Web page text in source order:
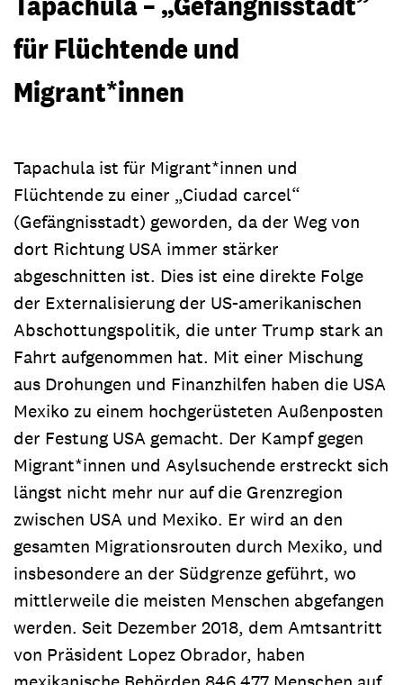
für Flüchtende und
Migrant*innen
Tapachula ist für Migrant*innen und
Flüchtende zu einer „Ciudad carcel“
(Gefängnisstadt) geworden, da der Weg von
dort Richtung USA immer stärker
abgeschnitten ist. Dies ist eine direkte Folge
der Externalisierung der US-amerikanischen
Abschottungspolitik, die unter Trump stark an
Fahrt aufgenommen hat. Mit einer Mischung
aus Drohungen und Finanzhilfen haben die USA
Mexiko zu einem hochgerüsteten Außenposten
der Festung USA gemacht. Der Kampf gegen
Migrant*innen und Asylsuchende erstreckt sich
längst nicht mehr nur auf die Grenzregion
zwischen USA und Mexiko. Er wird an den
gesamten Migrationsrouten durch Mexiko, und
insbesondere an der Südgrenze geführt, wo
mittlerweile die meisten Menschen abgefangen
werden. Seit Dezember 2018, dem Amtsantritt
von Präsident Lopez Obrador, haben